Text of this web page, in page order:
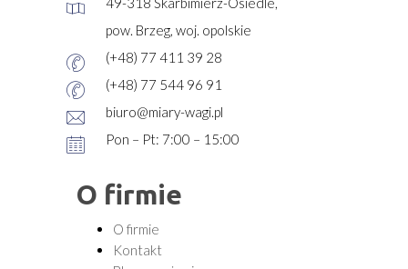
pow. Brzeg, woj. opolskie
(+48) 77 411 39 28
(+48) 77 544 96 91
biuro@miary-wagi.pl
Pon – Pt: 7:00 – 15:00
O firmie
O firmie
Kontakt